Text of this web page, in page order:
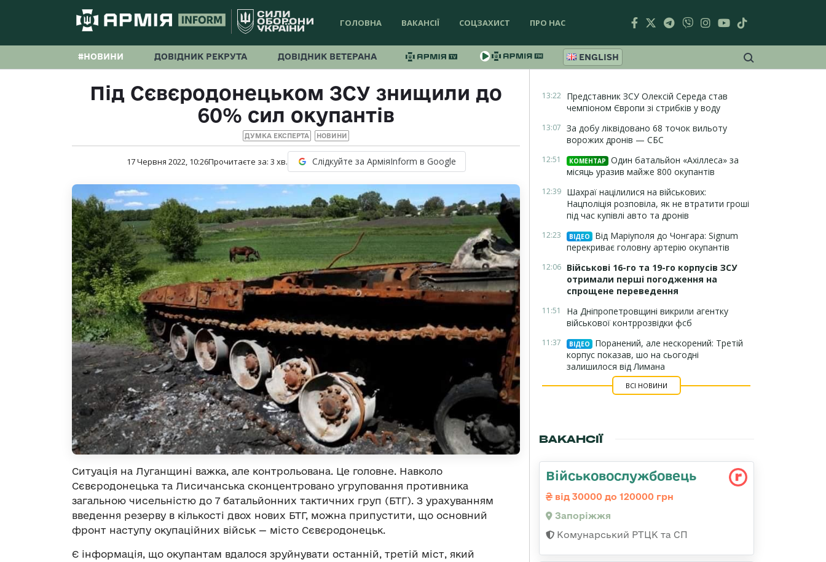
ГОЛОВНА ВАКАНСІЇ СОЦЗАХИСТ ПРО НАС
#НОВИНИ ДОВІДНИК РЕКРУТА ДОВІДНИК ВЕТЕРАНА ENGLISH
Під Сєвєродонецьком ЗСУ знищили до
60% сил окупантів
ДУМКА ЕКСПЕРТА НОВИНИ
17 Червня 2022, 10:26Прочитаєте за: 3 хв. Слідкуйте за АрміяInform в Google
Ситуація на Луганщині важка, але контрольована. Це головне. Навколо
Сєвєродонецька та Лисичанська сконцентровано угруповання противника
загальною чисельністю до 7 батальйонних тактичних груп (БТГ). З урахуванням
введення резерву в кількості двох нових БТГ, можна припустити, що основний
фронт наступу окупаційних військ — місто Сєвєродонецьк.
Є інформація, що окупантам вдалося зруйнувати останній, третій міст, який
13:22 Представник ЗСУ Олексій Середа став
чемпіоном Європи зі стрибків у воду
13:07 За добу ліквідовано 68 точок вильоту
ворожих дронів — СБС
12:51 КОМЕНТАР
Один батальйон «Ахіллеса» за
місяць уразив майже 800 окупантів
12:39 Шахраї націлилися на військових:
Нацполіція розповіла, як не втратити гроші
під час купівлі авто та дронів
12:23 ВІДЕО
Від Маріуполя до Чонгара: Signum
перекриває головну артерію окупантів
12:06 Військові 16-го та 19-го корпусів ЗСУ
отримали перші погодження на
спрощене переведення
11:51
На Дніпропетровщині викрили агентку
військової контррозвідки фсб
11:37 ВІДЕО
Поранений, але нескорений: Третій
корпус показав, шо на сьогодні
залишилося від Лимана
ВСІ НОВИНИ
ВАКАНСІЇ
Військовослужбовець
від 30000 до 120000 грн
Запоріжжя
Комунарський РТЦК та СП